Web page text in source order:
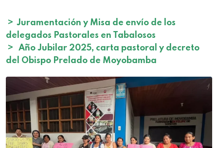
> Juramentación y Misa de envío de los
delegados Pastorales en Tabalosos
>
Año Jubilar 2025, carta pastoral y decreto
del Obispo Prelado de Moyobamba